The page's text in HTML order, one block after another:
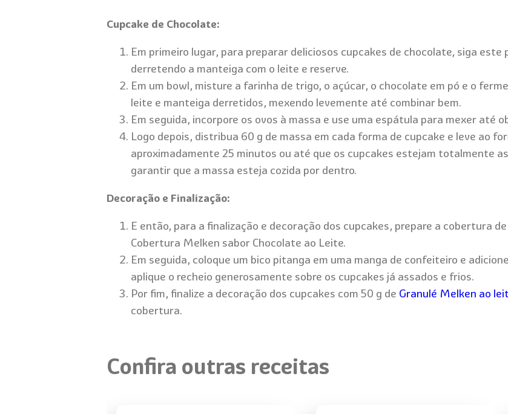
Cupcake de Chocolate:
Em primeiro lugar, para preparar deliciosos cupcakes de chocolate, siga este
derretendo a manteiga com o leite e reserve.
Em um bowl, misture a farinha de trigo, o açúcar, o chocolate em pó e o
leite e manteiga derretidos, mexendo levemente até combinar bem.
Em seguida, incorpore os ovos à massa e use uma espátula para mexer até
Logo depois, distribua 60 g de massa em cada forma de cupcake e leve ao
aproximadamente 25 minutos ou até que os cupcakes estejam totalmente
garantir que a massa esteja cozida por dentro.
Decoração e Finalização:
E então, para a finalização e decoração dos cupcakes, prepare a cobertura
Cobertura Melken sabor Chocolate ao Leite.
Em seguida, coloque um bico pitanga em uma manga de confeiteiro e
aplique o recheio generosamente sobre os cupcakes já assados e frios.
Por fim, finalize a decoração dos cupcakes com 50 g de Granulé Melken ao
cobertura.
Confira outras receitas